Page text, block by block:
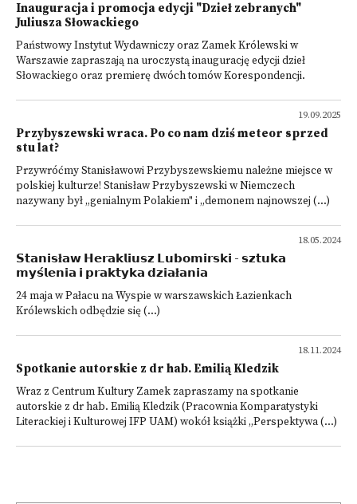
Inauguracja i promocja edycji "Dzieł zebranych"
Juliusza Słowackiego
Państwowy Instytut Wydawniczy oraz Zamek Królewski w
Warszawie zapraszają na uroczystą inaugurację edycji dzieł
Słowackiego oraz premierę dwóch tomów Korespondencji.
19.09.2025
Przybyszewski wraca. Po co nam dziś meteor sprzed
stu lat?
Przywróćmy Stanisławowi Przybyszewskiemu należne miejsce w
polskiej kulturze! Stanisław Przybyszewski w Niemczech
nazywany był „genialnym Polakiem" i „demonem najnowszej (...)
18.05.2024
𝗦𝘁𝗮𝗻𝗶𝘀ł𝗮𝘄 𝗛𝗲𝗿𝗮𝗸𝗹𝗶𝘂𝘀𝘇 𝗟𝘂𝗯𝗼𝗺𝗶𝗿𝘀𝗸𝗶 - 𝘀𝘇𝘁𝘂𝗸𝗮
𝗺𝘆𝘀́𝗹𝗲𝗻𝗶𝗮 𝗶 𝗽𝗿𝗮𝗸𝘁𝘆𝗸𝗮 𝗱𝘇𝗶𝗮ł𝗮𝗻𝗶𝗮
24 maja w Pałacu na Wyspie w warszawskich Łazienkach
Królewskich odbędzie się (...)
18.11.2024
Spotkanie autorskie z dr hab. Emilią Kledzik
Wraz z Centrum Kultury Zamek zapraszamy na spotkanie
autorskie z dr hab. Emilią Kledzik (Pracownia Komparatystyki
Literackiej i Kulturowej IFP UAM) wokół książki „Perspektywa (...)